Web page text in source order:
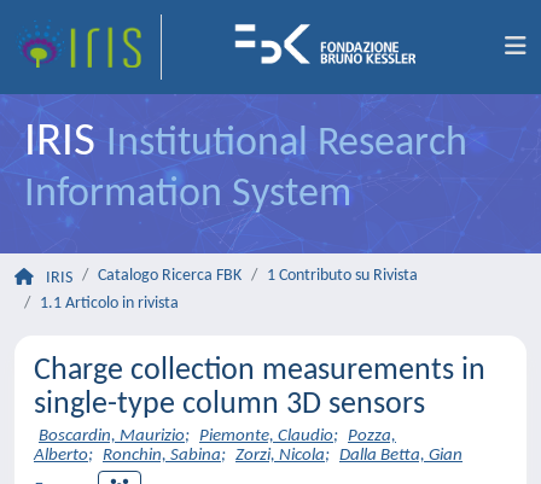
IRIS Institutional Research
Information System
IRIS Catalogo Ricerca FBK
1 Contributo su Rivista
1.1 Articolo in rivista
Charge collection measurements in
single-type column 3D sensors
Boscardin, Maurizio; Piemonte, Claudio; Pozza,
Alberto; Ronchin, Sabina; Zorzi, Nicola; Dalla Betta, Gian